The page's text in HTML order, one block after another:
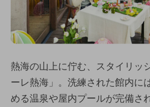
熱海の山上に佇む、スタイリッ
ーレ熱海」。洗練された館内に
める温泉や屋内プールが完備さ